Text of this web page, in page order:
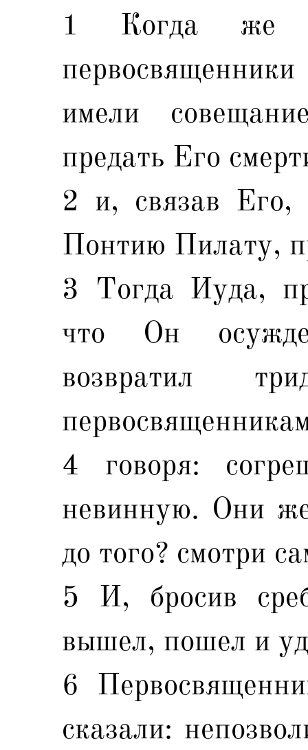
1 Когда же
имели
предать Его
2 и, связав Его,
Понтию Пилату,
3 Тогда Иуда,
что Он
возвратил
4 говоря:
невинную. Они
до того? смотри
5 И, бросив
вышел, пошел и
6
сказали: